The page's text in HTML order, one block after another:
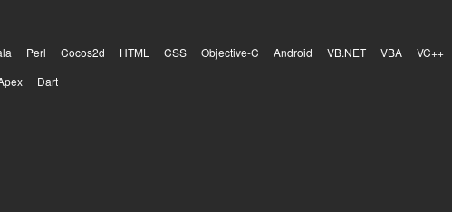
Perl Cocos2d HTML CSS Objective-C Android VB.NET VBA VC++
Dart